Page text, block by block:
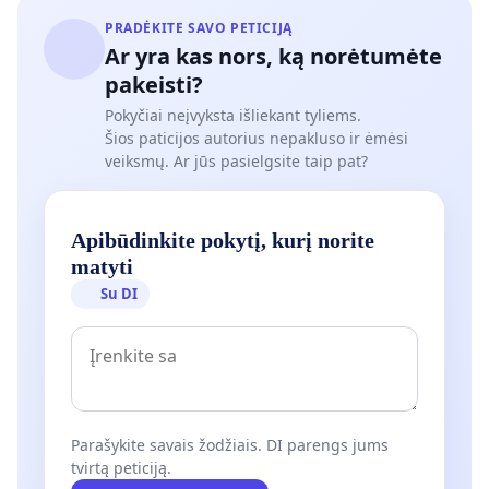
Atsižvelgiant į rodyklėmis pažymėtas grupes, galima
metų mažylis turi beveik dvigubai greitesnę medžiagų
analizuotus procentus), galima daryti išvadą, kad 6
poveikis gali pasireikšti per 20 minučių arba dar
Išimtis dėl kaukių dėvėjimo
išsiimti išimtį dėl kaukės dėvėjimo. Pagrindinės
išduodama išimtis, yra nurodytos teisės akte Nr. V-483
inforacija“). Atsižvelgiant į 11-ą punktų ir / arba tai,
PRADĖKITE SAVO PETICIJĄ
Ar yra kas nors, ką norėtumėte
pakeisti?
Pokyčiai neįvyksta išliekant tyliems.
Šios paticijos autorius nepakluso ir ėmėsi
veiksmų. Ar jūs pasielgsite taip pat?
Apibūdinkite pokytį, kurį norite
matyti
Su DI
Parašykite savais žodžiais. DI parengs jums
tvirtą peticiją.